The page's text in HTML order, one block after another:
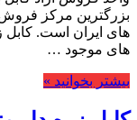
بزرگترین مرکز فروش
های ایران است. کابل
های موجود …
بیشتر بخوانید »